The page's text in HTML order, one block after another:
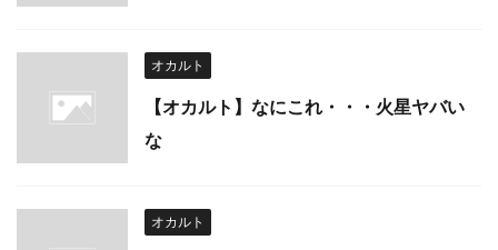
オカルト
【オカルト】なにこれ・・・火星ヤバい
な
オカルト